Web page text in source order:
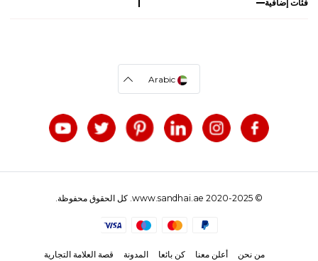
فئات إضافية
Arabic
© 2020-2025 www.sandhai.ae. كل الحقوق محفوظة.
من نحن أعلن معنا كن بائعا المدونة قصة العلامة التجارية